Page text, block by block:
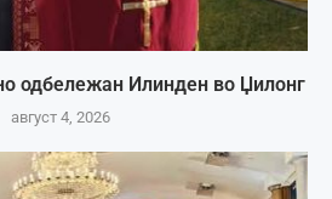
одбележан Илинден во Џилонг
август 4, 2026